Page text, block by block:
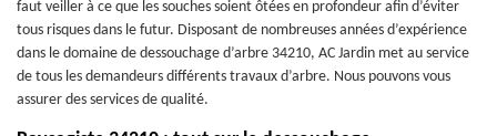
faut veiller à ce que les souches soient ôtées en profondeur afin d’éviter
tous risques dans le futur. Disposant de nombreuses années d’expérience
dans le domaine de dessouchage d’arbre 34210, AC Jardin met au service
de tous les demandeurs différents travaux d’arbre. Nous pouvons vous
assurer des services de qualité.